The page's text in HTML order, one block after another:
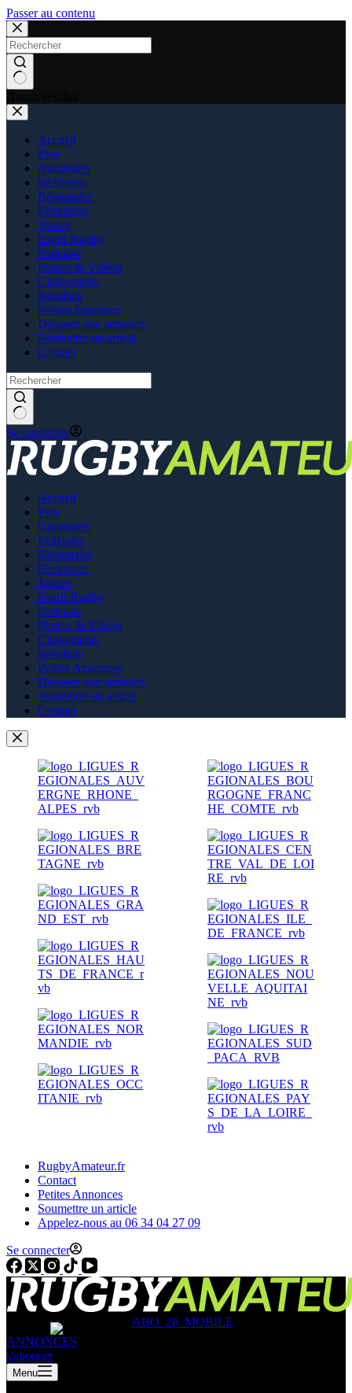
Passer au contenu
Accueil
Pros
Nationales
Fédérales
Régionales
Féminines
Jeunes
Esprit Rugby
Podcasts
Photos & Vidéos
Classements
Résultats
Petites Annonces
Déposer une annonce
Soumettre un article
Contact
Se connecter
Accueil
Pros
Nationales
Fédérales
Régionales
Féminines
Jeunes
Esprit Rugby
Podcasts
Photos & Vidéos
Classements
Résultats
Petites Annonces
Déposer une annonce
Soumettre un article
Contact
RugbyAmateur.fr
Contact
Petites Annonces
Soumettre un article
Appelez-nous au 06 34 04 27 09
Se connecter
ANNONCES
s'abonner
Menu